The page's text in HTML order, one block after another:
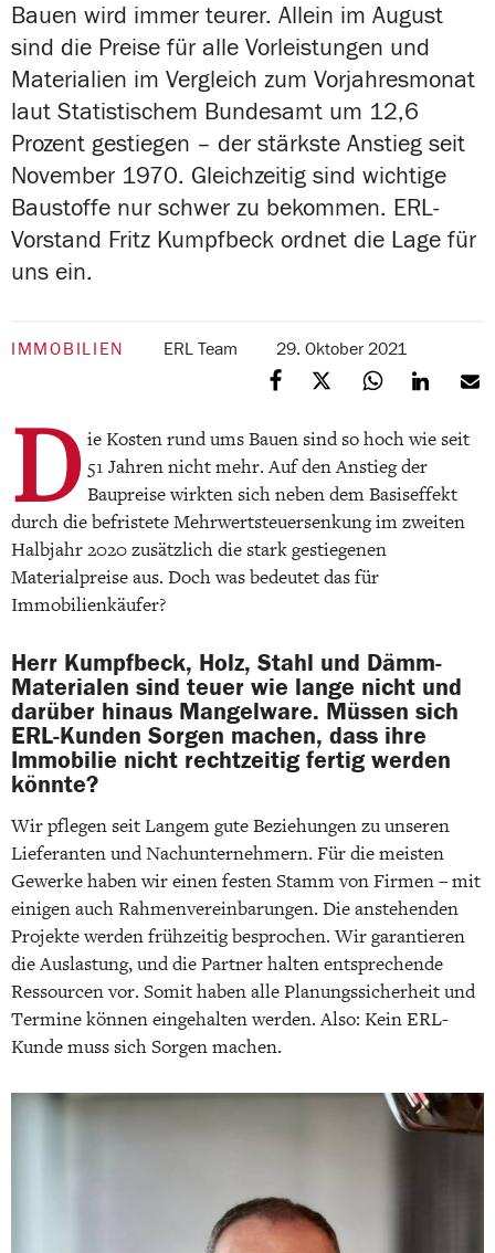
Bauen wird immer teurer. Allein im August
sind die Preise für alle Vorleistungen und
Materialien im Vergleich zum Vorjahresmonat
laut Statistischem Bundesamt um 12,6
Prozent gestiegen – der stärkste Anstieg seit
November 1970. Gleichzeitig sind wichtige
Baustoffe nur schwer zu bekommen. ERL-
Vorstand Fritz Kumpfbeck ordnet die Lage für
uns ein.
IMMOBILIEN ERL Team 29. Oktober 2021
D ie Kosten rund ums Bauen sind so hoch wie seit
51 Jahren nicht mehr. Auf den Anstieg der
Baupreise wirkten sich neben dem Basiseffekt
durch die befristete Mehrwertsteuersenkung im zweiten
Halbjahr 2020 zusätzlich die stark gestiegenen
Materialpreise aus. Doch was bedeutet das für
Immobilienkäufer?
Herr Kumpfbeck, Holz, Stahl und Dämm-
Materialen sind teuer wie lange nicht und
darüber hinaus Mangelware. Müssen sich
ERL-Kunden Sorgen machen, dass ihre
Immobilie nicht rechtzeitig fertig werden
könnte?
Wir pflegen seit Langem gute Beziehungen zu unseren
Lieferanten und Nachunternehmern. Für die meisten
Gewerke haben wir einen festen Stamm von Firmen – mit
einigen auch Rahmenvereinbarungen. Die anstehenden
Projekte werden frühzeitig besprochen. Wir garantieren
die Auslastung, und die Partner halten entsprechende
Ressourcen vor. Somit haben alle Planungssicherheit und
Termine können eingehalten werden. Also: Kein ERL-
Kunde muss sich Sorgen machen.